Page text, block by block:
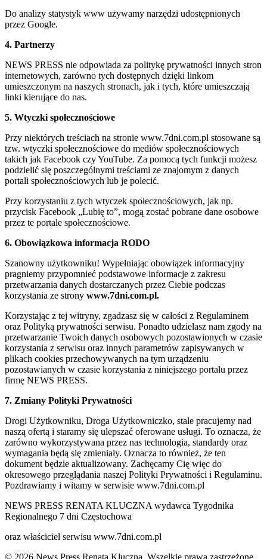
Do analizy statystyk www używamy narzędzi udostępnionych
przez Google.
4. Partnerzy
NEWS PRESS nie odpowiada za politykę prywatności innych stron
internetowych, zarówno tych dostępnych dzięki linkom
umieszczonym na naszych stronach, jak i tych, które umieszczają
linki kierujące do nas.
5. Wtyczki społecznościowe
Przy niektórych treściach na stronie www.7dni.com.pl stosowane są
tzw. wtyczki społecznościowe do mediów społecznościowych
takich jak Facebook czy YouTube. Za pomocą tych funkcji możesz
podzielić się poszczególnymi treściami ze znajomym z danych
portali społecznościowych lub je polecić.
Przy korzystaniu z tych wtyczek społecznościowych, jak np.
przycisk Facebook „Lubię to”, mogą zostać pobrane dane osobowe
przez te portale społecznościowe.
6. Obowiązkowa informacja RODO
Szanowny użytkowniku! Wypełniając obowiązek informacyjny
pragniemy przypomnieć podstawowe informacje z zakresu
przetwarzania danych dostarczanych przez Ciebie podczas
korzystania ze strony www.7dni.com.pl.
Korzystając z tej witryny, zgadzasz się w całości z Regulaminem
oraz Polityką prywatności serwisu. Ponadto udzielasz nam zgody na
przetwarzanie Twoich danych osobowych pozostawionych w czasie
korzystania z serwisu oraz innych parametrów zapisywanych w
plikach cookies przechowywanych na tym urządzeniu
pozostawianych w czasie korzystania z niniejszego portalu przez
firmę NEWS PRESS.
7. Zmiany Polityki Prywatności
Drogi Użytkowniku, Droga Użytkowniczko, stale pracujemy nad
naszą ofertą i staramy się ulepszać oferowane usługi. To oznacza, że
zarówno wykorzystywana przez nas technologia, standardy oraz
wymagania będą się zmieniały. Oznacza to również, że ten
dokument będzie aktualizowany. Zachęcamy Cię więc do
okresowego przeglądania naszej Polityki Prywatności i Regulaminu.
Pozdrawiamy i witamy w serwisie www.7dni.com.pl
NEWS PRESS RENATA KLUCZNA wydawca Tygodnika
Regionalnego 7 dni Częstochowa
oraz właściciel serwisu www.7dni.com.pl
© 2026 News Press Renata Kluczna. Wszelkie prawa zastrzeżone.